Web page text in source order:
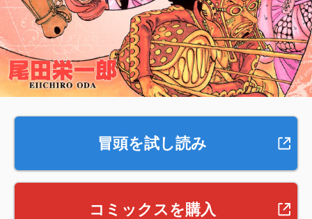
冒頭を試し読み
コミックスを購入